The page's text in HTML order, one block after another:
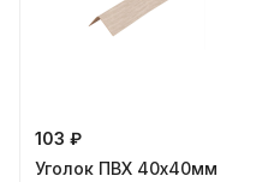
103 ₽
Уголок ПВХ 40х40мм